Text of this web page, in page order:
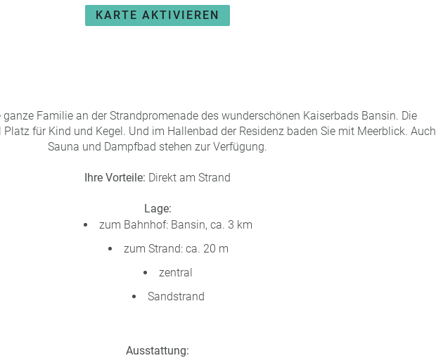
KARTE AKTIVIEREN
ganze Familie an der Strandpromenade des wunderschönen Kaiserbads Bansin. Die
für Kind und Kegel. Und im Hallenbad der Residenz baden Sie mit Meerblick. Auch
Sauna und Dampfbad stehen zur Verfügung.
Ihre Vorteile: Direkt am Strand
Lage:
zum Bahnhof: Bansin, ca. 3 km
zum Strand: ca. 20 m
zentral
Sandstrand
Ausstattung: